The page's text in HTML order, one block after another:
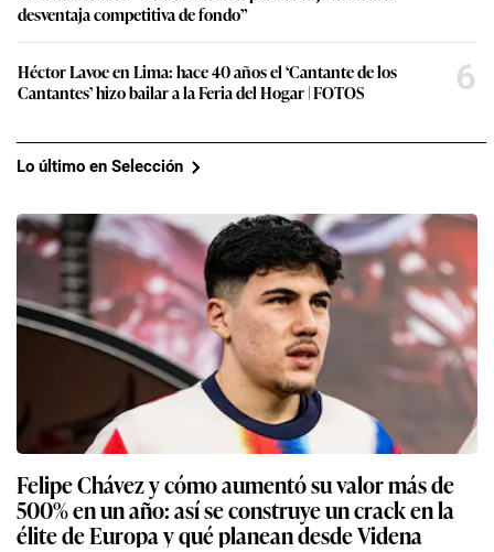
desventaja competitiva de fondo”
Héctor Lavoe en Lima: hace 40 años el ‘Cantante de los
Cantantes’ hizo bailar a la Feria del Hogar | FOTOS
6
Lo último en Selección
Felipe Chávez y cómo aumentó su valor más de
500% en un año: así se construye un crack en la
élite de Europa y qué planean desde Videna